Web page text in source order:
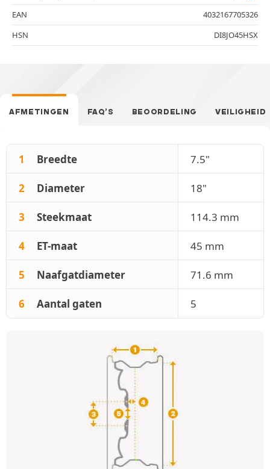
EAN
4032167705326
HSN
DI8JO45HSX
AFMETINGEN FAQ’S BEOORDELING VEILIGHEID
1 Breedte 7.5"
2 Diameter 18"
3 Steekmaat 114.3 mm
4 ET-maat 45 mm
5 Naafgatdiameter 71.6 mm
6 Aantal gaten 5